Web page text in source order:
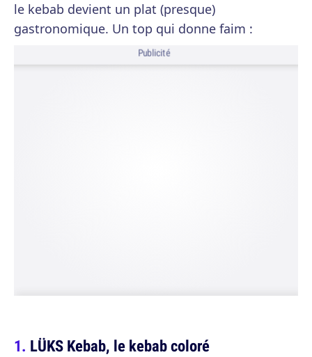
le kebab devient un plat (presque)
gastronomique. Un top qui donne faim :
Publicité
LÜKS Kebab, le kebab coloré